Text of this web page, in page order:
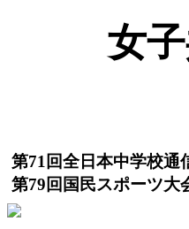
女
第71回全日本中学校通
第79回国民スポーツ大